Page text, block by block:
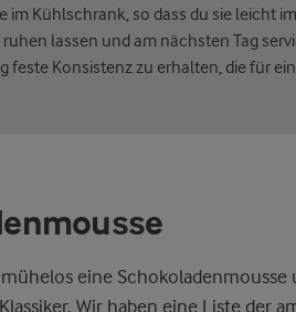
Kühlschrank, so dass du sie leicht
lassen und am nächsten Tag
feste Konsistenz zu erhalten, die für
eine Schokoladenmousse
Wir haben eine Liste der